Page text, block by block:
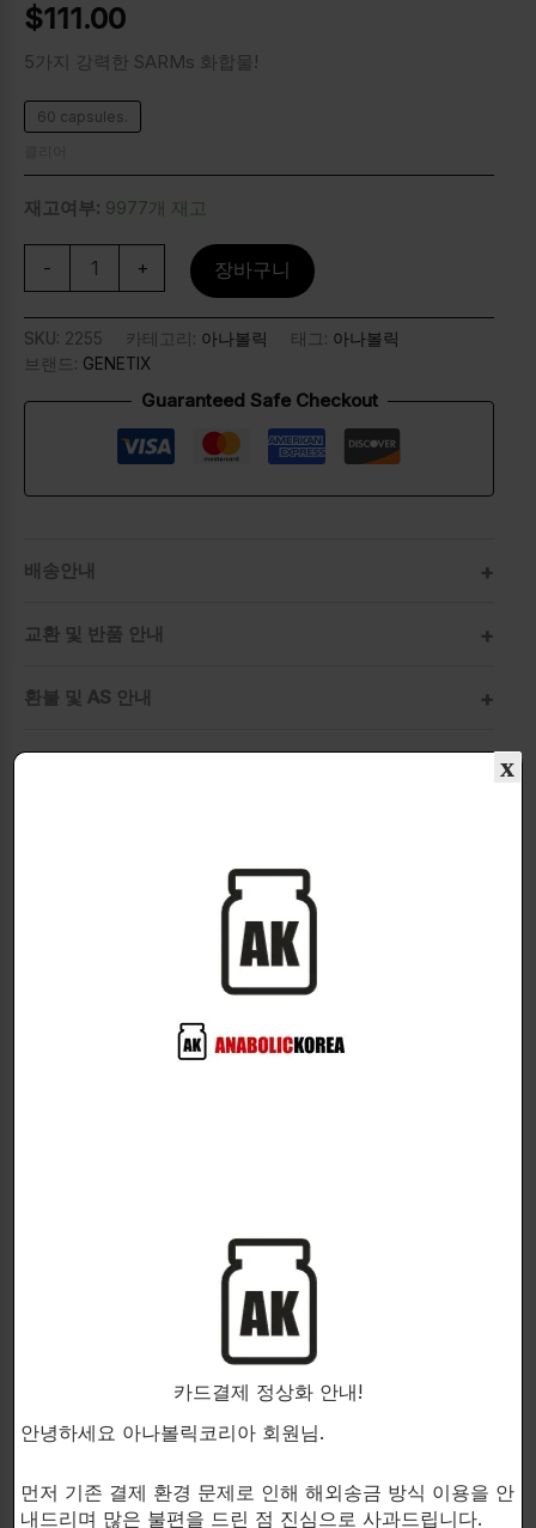
$111.00
5가지 강력한 SARMs 화합물!
60 capsules.
재고여부: 9977개 재고
- + 장바구니
SKU: 2255 카테고리: 아나볼릭 태그: 아나볼릭
브랜드: GENETIX
Guaranteed Safe Checkout
배송안내
교환 및 반품 안내
환불 및 AS 안내
GENETIX사의:
LGD-4033/MK-2866/RAD-140/YK-11/
SR-9009/ARIMISTANE/LAXOGENIN 구성!
5가지의 SARMs의 효과를 결합한 건강 보조 식품입니
다!
SUPERMAN은 스포츠 형태를 만드는 여러 단계에서
카드결제 정상화 안내!
안녕하세요 아나볼릭코리아 회원님.
먼저 기존 결제 환경 문제로 인해 해외송금 방식 이용을 안
내드리며 많은 불편을 드린 점 진심으로 사과드립니다.
x